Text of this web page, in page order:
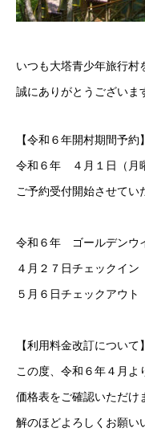
いつも大塔青少年旅行村
誠にありがとうございま
【令和６年開村期間予約】
令和６年 ４月１日（月
ご予約受付開始させてい
令和６年 ゴールデンウ
４月２７日チェックイン
５月６日チェックアウト
【利用料金改訂について】
この度、令和６年４月よ
価格表をご確認いただけ
解のほどよろしくお願い